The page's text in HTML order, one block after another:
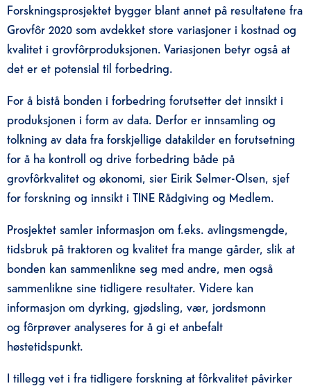
Forskningsprosjektet bygger blant annet på resultatene fra
Grovfôr 2020 som avdekket store variasjoner i kostnad og
kvalitet i grovfôrproduksjonen. Variasjonen betyr også at
det er et potensial til forbedring.
For å bistå bonden i forbedring forutsetter det innsikt i
produksjonen i form av data. Derfor er innsamling og
tolkning av data fra forskjellige datakilder en forutsetning
for å ha kontroll og drive forbedring både på
grovfôrkvalitet og økonomi, sier Eirik Selmer-Olsen, sjef
for forskning og innsikt i TINE Rådgiving og Medlem.
Prosjektet samler informasjon om f.eks. avlingsmengde,
tidsbruk på traktoren og kvalitet fra mange gårder, slik at
bonden kan sammenlikne seg med andre, men også
sammenlikne sine tidligere resultater. Videre kan
informasjon om dyrking, gjødsling, vær, jordsmonn
og fôrprøver analyseres for å gi et anbefalt
høstetidspunkt.
I tillegg vet i fra tidligere forskning at fôrkvalitet påvirker